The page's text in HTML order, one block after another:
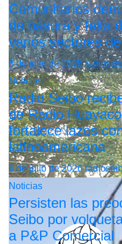
Comunitarios
de basura y falta
varios sectores
8 de julio de 2026
Noticias
Radio Seibo
de Radio
fortalece lazos
latinoamericana
6 de julio de 2026
Noticias
Persisten las
Seibo por
a P&P Comercial